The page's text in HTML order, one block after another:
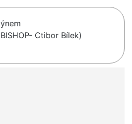
Ctibor Bílek)